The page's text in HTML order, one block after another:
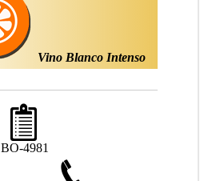
Vino Blanco Intenso
BO-4981